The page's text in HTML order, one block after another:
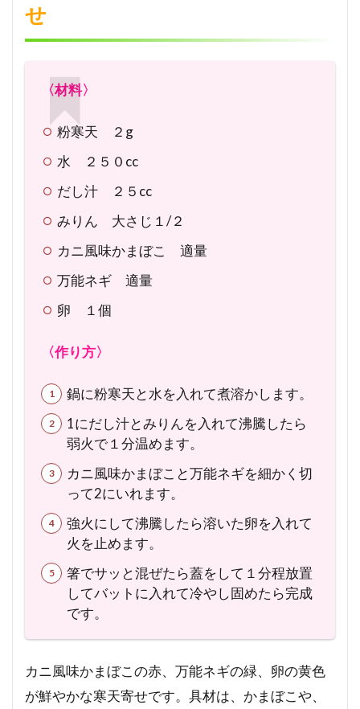
せ
〈材料〉
粉寒天 ２g
水 ２５０cc
だし汁 ２５cc
みりん 大さじ１/２
カニ風味かまぼこ 適量
万能ネギ 適量
卵 １個
〈作り方〉
鍋に粉寒天と水を入れて煮溶かします。
1にだし汁とみりんを入れて沸騰したら
弱火で１分温めます。
カニ風味かまぼこと万能ネギを細かく切
って2にいれます。
強火にして沸騰したら溶いた卵を入れて
火を止めます。
箸でサッと混ぜたら蓋をして１分程放置
してバットに入れて冷やし固めたら完成
です。
カニ風味かまぼこの赤、万能ネギの緑、卵の黄色
が鮮やかな寒天寄せです。具材は、かまぼこや、